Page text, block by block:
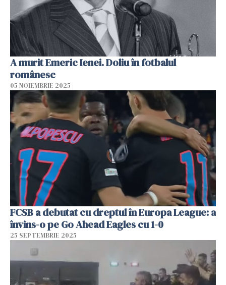
A murit Emeric Ienei. Doliu în fotbalul
românesc
05 NOIEMBRIE 2025
FCSB a debutat cu dreptul în Europa League: a
învins-o pe Go Ahead Eagles cu 1-0
25 SEPTEMBRIE 2025